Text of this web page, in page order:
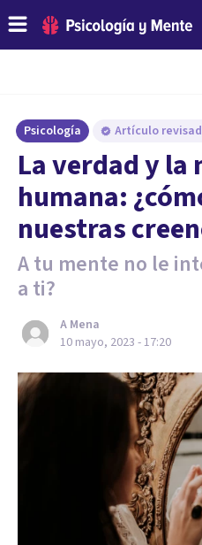
Psicología Artículo
La verdad y la
humana:
nuestras
A tu mente no le
a ti?
A Mena
10 mayo, 2023 - 17:20